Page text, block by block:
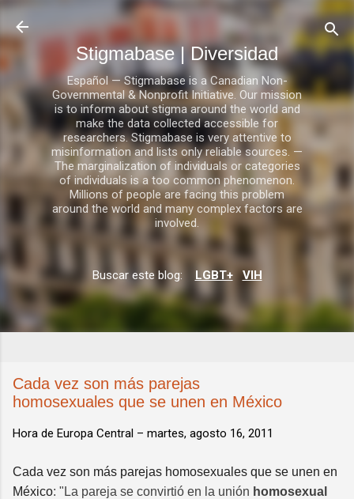
Ir al contenido principal
Stigmabase | Diversidad
Español — Stigmabase is a Canadian Non-
Governmental & Nonprofit Initiative. Our mission
is to inform about stigma around the world and
make the data collected accessible for
researchers. Stigmabase is very attentive to
misinformation and lists only reliable sources. —
The marginalization of individuals or categories
of individuals is a too common phenomenon.
Millions of people are facing this problem
around the world and many complex factors are
involved.
Buscar este blog: LGBT+ VIH
Cada vez son más parejas
homosexuales que se unen en México
Hora de Europa Central – martes, agosto 16, 2011
Cada vez son más parejas homosexuales que se unen en
México: "La pareja se convirtió en la unión homosexual